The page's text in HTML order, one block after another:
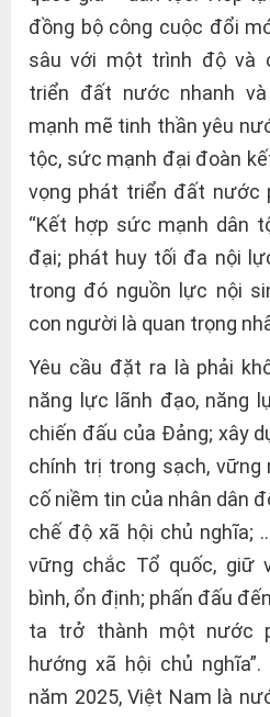
đồng bộ công cuộc đổi
sâu với một trình độ và
triển đất nước nhanh
mạnh mẽ tinh thần yêu
tộc, sức mạnh đại đoàn
vọng phát triển đất nước
“Kết hợp sức mạnh dân
đại; phát huy tối đa nội
trong đó nguồn lực nội
con người là quan trọng
Yêu cầu đặt ra là phải
năng lực lãnh đạo, năng
chiến đấu của Đảng; xây
chính trị trong sạch, vững
cố niềm tin của nhân dân
chế độ xã hội chủ nghĩa;
vững chắc Tổ quốc, giữ
bình, ổn định; phấn đấu
ta trở thành một nước
hướng xã hội chủ
năm 2025, Việt Nam là